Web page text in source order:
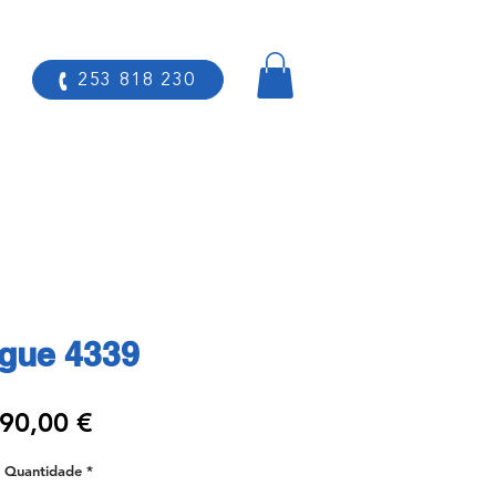
253 818 230
4339
€Preço
Quantidade *